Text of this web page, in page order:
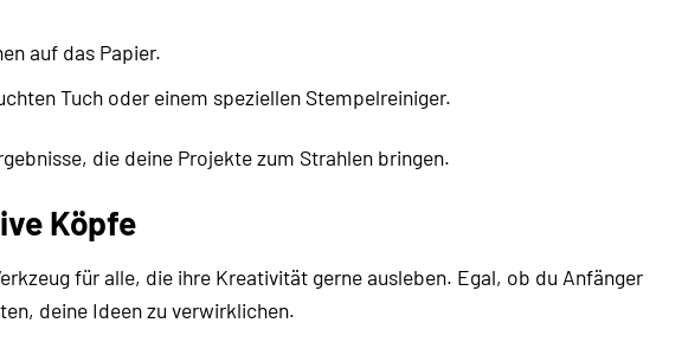
auf das Papier.
Tuch oder einem speziellen Stempelreiniger.
die deine Projekte zum Strahlen bringen.
Köpfe
für alle, die ihre Kreativität gerne ausleben. Egal, ob du Anfänger
deine Ideen zu verwirklichen.